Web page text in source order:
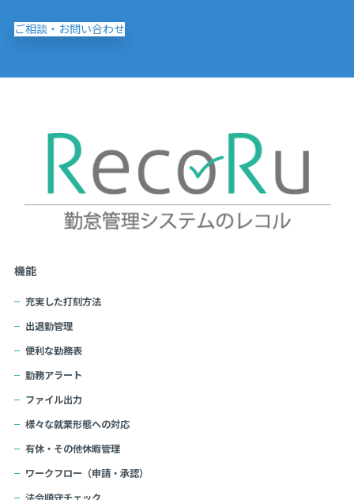
ご相談・お問い合わせ
機能
充実した打刻方法
出退勤管理
便利な勤務表
勤務アラート
ファイル出力
様々な就業形態への対応
有休・その他休暇管理
ワークフロー（申請・承認）
法令順守チェック